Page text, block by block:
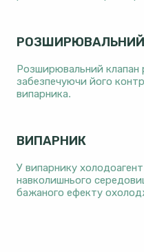
Розширювальний клапан
забезпечуючи його
випарника.
ВИПАРНИК
У випарнику
навколишнього
бажаного ефекту